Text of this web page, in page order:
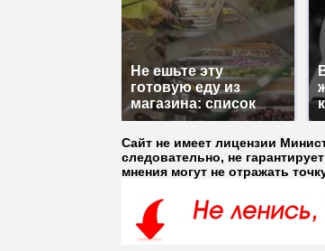
Не ешьте эту
готовую еду из
магазина: список
Сайт не имеет лицензии
следовательно, не
мнения могут не отражать